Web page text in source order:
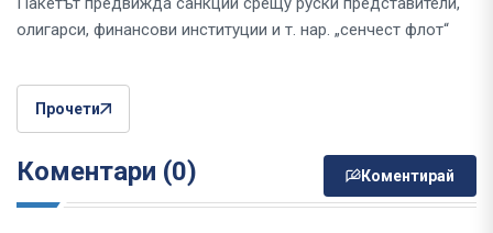
олигарси, финансови институции и т. нар. „сенчест флот“
Прочети
Коментари (0) Коментирай